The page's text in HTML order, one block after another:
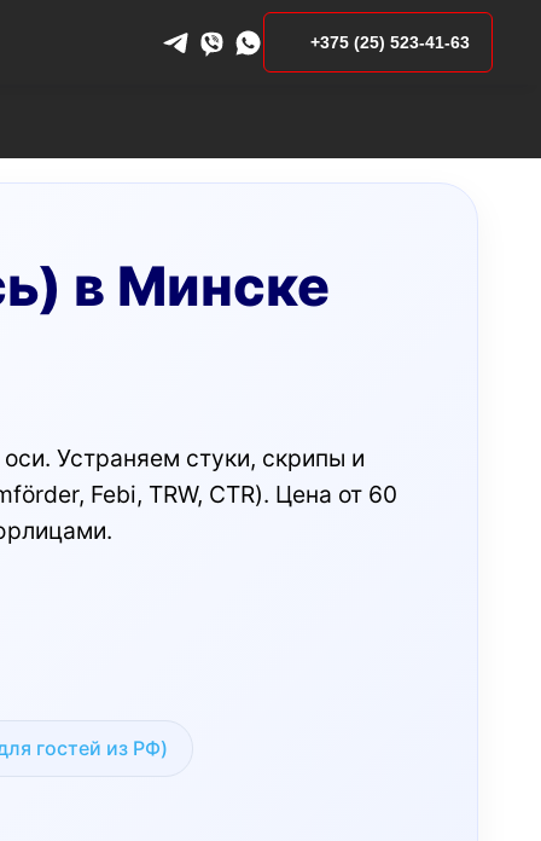
+375 (25) 523-41-63
в Минске
Устраняем стуки, скрипы и
Febi, TRW, CTR). Цена от 60
гостей из РФ)